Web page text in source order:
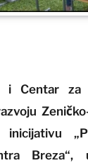
i Centar
inicijativu